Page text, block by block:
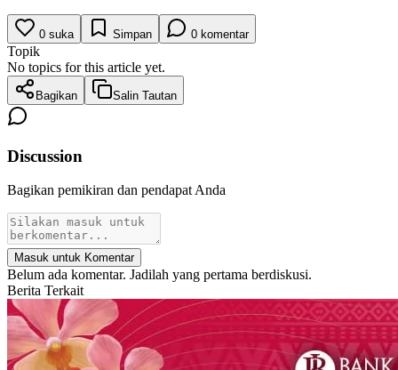
0 suka Simpan 0 komentar
Topik
No topics for this article yet.
Bagikan Salin Tautan
Discussion
Bagikan pemikiran dan pendapat Anda
Masuk untuk Komentar
Belum ada komentar. Jadilah yang pertama berdiskusi.
Berita Terkait